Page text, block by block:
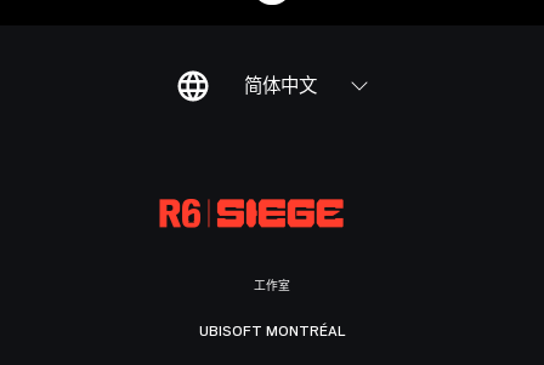
简体中文
工作室
UBISOFT MONTRÉAL